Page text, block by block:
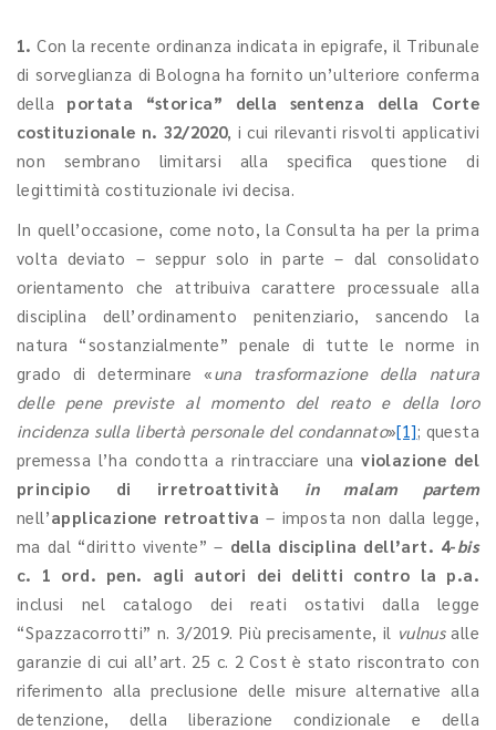
1. Con la recente ordinanza indicata in epigrafe, il Tribunale
di sorveglianza di Bologna ha fornito un’ulteriore conferma
della portata “storica” della sentenza della Corte
costituzionale n. 32/2020, i cui rilevanti risvolti applicativi
non sembrano limitarsi alla specifica questione di
legittimità costituzionale ivi decisa.
In quell’occasione, come noto, la Consulta ha per la prima
volta deviato – seppur solo in parte – dal consolidato
orientamento che attribuiva carattere processuale alla
disciplina dell’ordinamento penitenziario, sancendo la
natura “sostanzialmente” penale di tutte le norme in
grado di determinare «una trasformazione della natura
delle pene previste al momento del reato e della loro
incidenza sulla libertà personale del condannato»[1]; questa
premessa l’ha condotta a rintracciare unaviolazione del
principio di irretroattività in malam partem
nell’applicazione retroattiva – imposta non dalla legge,
ma dal “diritto vivente” – della disciplina dell’art. 4-bis
c. 1 ord. pen. agli autori dei delitti contro la p.a.
inclusi nel catalogo dei reati ostativi dalla legge
“Spazzacorrotti” n. 3/2019. Più precisamente, il vulnusalle
garanzie di cui all’art. 25 c. 2 Cost è stato riscontrato con
riferimento alla preclusione delle misure alternative alla
detenzione, della liberazione condizionale e della